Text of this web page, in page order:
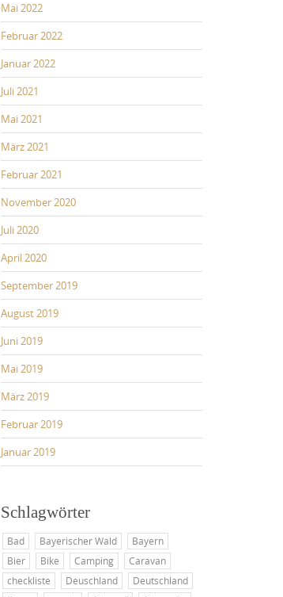
Mai 2022
Februar 2022
Januar 2022
Juli 2021
Mai 2021
März 2021
Februar 2021
November 2020
Juli 2020
April 2020
September 2019
August 2019
Juni 2019
Mai 2019
März 2019
Februar 2019
Januar 2019
Schlagwörter
Bad Bayerischer Wald
Bayern
Bier
Bike Camping
Caravan
checkliste
Deuschland
Deutschland